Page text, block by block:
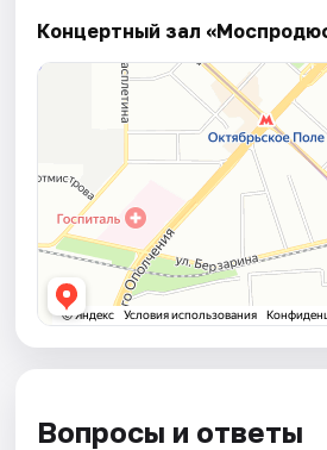
Концертный зал
Вопросы и ответы